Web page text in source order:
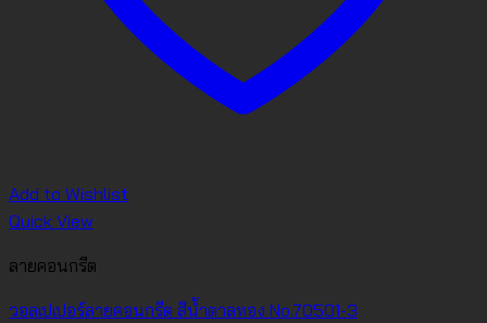
Add to Wishlist
Quick View
ลายคอนกรีต
วอลเปเปอร์ลายคอนกรีต สีน้ำตาลทอง No.70501-3